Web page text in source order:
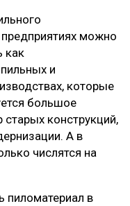
можно
как
и
которые
большое
конструкций,
А в
числятся на
пиломатериал в